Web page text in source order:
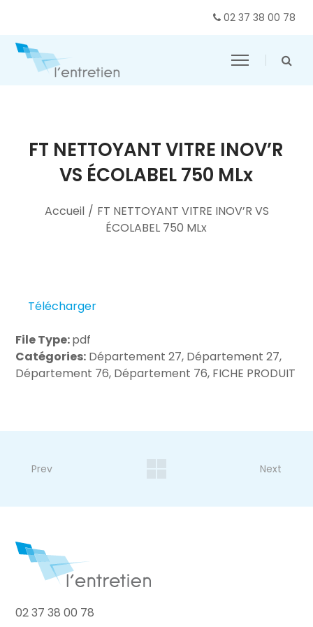
02 37 38 00 78
FT NETTOYANT VITRE INOV’R
VS ÉCOLABEL 750 MLx
Accueil / FT NETTOYANT VITRE INOV’R VS
ÉCOLABEL 750 MLx
Télécharger
File Type:pdf
Catégories: Département 27, Département 27,
Département 76, Département 76, FICHE PRODUIT
Prev Next
02 37 38 00 78